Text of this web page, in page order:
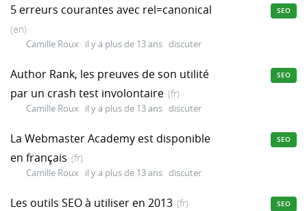
5 erreurs courantes avec rel=canonical
(en)
Camille Roux il y a plus de 13 ans discuter
SEO
Author Rank, les preuves de son utilité
par un crash test involontaire (fr)
Camille Roux il y a plus de 13 ans discuter
SEO
La Webmaster Academy est disponible
en français (fr)
Camille Roux il y a plus de 13 ans discuter
SEO
Les outils SEO à utiliser en 2013 (fr) SEO